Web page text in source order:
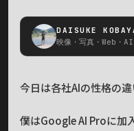
DAISUKE
映像・写真・Web・
今日は各社AIの性格の違
僕はGoogle AI Proに加